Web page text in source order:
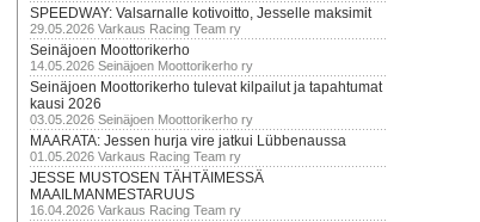
SPEEDWAY: Valsarnalle kotivoitto, Jesselle maksimit
29.05.2026 Varkaus Racing Team ry
Seinäjoen Moottorikerho
14.05.2026 Seinäjoen Moottorikerho ry
Seinäjoen Moottorikerho tulevat kilpailut ja tapahtumat
kausi 2026
03.05.2026 Seinäjoen Moottorikerho ry
MAARATA: Jessen hurja vire jatkui Lübbenaussa
01.05.2026 Varkaus Racing Team ry
JESSE MUSTOSEN TÄHTÄIMESSÄ
MAAILMANMESTARUUS
16.04.2026 Varkaus Racing Team ry